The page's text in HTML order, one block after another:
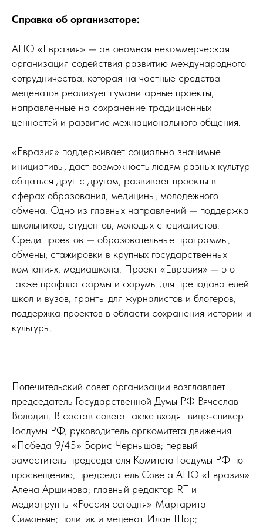
Справка об организаторе:
АНО «Евразия» — автономная некоммерческая
организация содействия развитию международного
сотрудничества, которая на частные средства
меценатов реализует гуманитарные проекты,
направленные на сохранение традиционных
ценностей и развитие межнационального общения.
«Евразия» поддерживает социально значимые
инициативы, дает возможность людям разных культур
общаться друг с другом, развивает проекты в
сферах образования, медицины, молодежного
обмена. Одно из главных направлений — поддержка
школьников, студентов, молодых специалистов.
Среди проектов — образовательные программы,
обмены, стажировки в крупных государственных
компаниях, медиашкола. Проект «Евразия» — это
также профплатформы и форумы для преподавателей
школ и вузов, гранты для журналистов и блогеров,
поддержка проектов в области сохранения истории и
культуры.
Попечительский совет организации возглавляет
председатель Государственной Думы РФ Вячеслав
Володин. В состав совета также входят вице-спикер
Госдумы РФ, руководитель оргкомитета движения
«Победа 9/45» Борис Чернышов; первый
заместитель председателя Комитета Госдумы РФ по
просвещению, председатель Совета АНО «Евразия»
Алена Аршинова; главный редактор RT и
медиагруппы «Россия сегодня» Маргарита
Симоньян; политик и меценат Илан Шор;